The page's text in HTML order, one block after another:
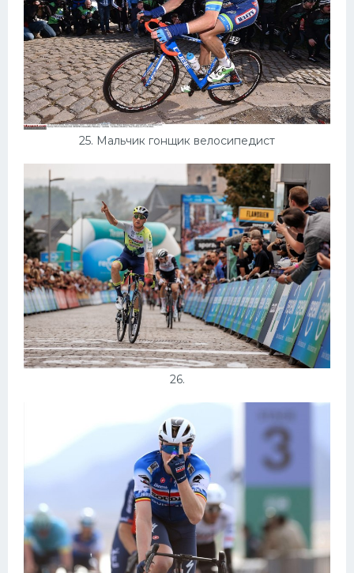
25. Мальчик гонщик велосипедист
26.